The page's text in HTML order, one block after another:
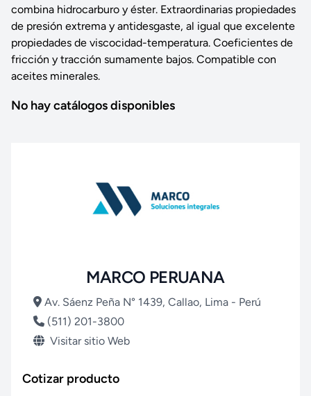
combina hidrocarburo y éster. Extraordinarias propiedades
de presión extrema y antidesgaste, al igual que excelente
propiedades de viscocidad-temperatura. Coeficientes de
fricción y tracción sumamente bajos. Compatible con
aceites minerales.
No hay catálogos disponibles
MARCO PERUANA
Av. Sáenz Peña N° 1439, Callao, Lima - Perú
(511) 201-3800
Visitar sitio Web
Cotizar producto